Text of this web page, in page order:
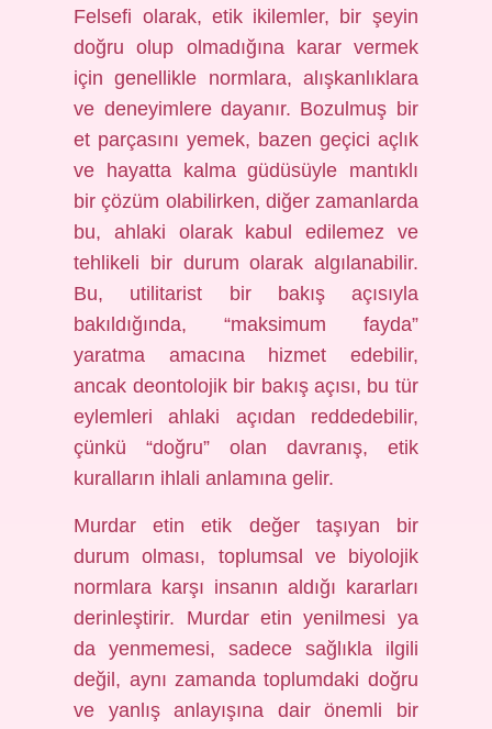
Felsefi olarak, etik ikilemler, bir şeyin
doğru olup olmadığına karar vermek
için genellikle normlara, alışkanlıklara
ve deneyimlere dayanır. Bozulmuş bir
et parçasını yemek, bazen geçici açlık
ve hayatta kalma güdüsüyle mantıklı
bir çözüm olabilirken, diğer zamanlarda
bu, ahlaki olarak kabul edilemez ve
tehlikeli bir durum olarak algılanabilir.
Bu, utilitarist bir bakış açısıyla
bakıldığında, “maksimum fayda”
yaratma amacına hizmet edebilir,
ancak deontolojik bir bakış açısı, bu tür
eylemleri ahlaki açıdan reddedebilir,
çünkü “doğru” olan davranış, etik
kuralların ihlali anlamına gelir.
Murdar etin etik değer taşıyan bir
durum olması, toplumsal ve biyolojik
normlara karşı insanın aldığı kararları
derinleştirir. Murdar etin yenilmesi ya
da yenmemesi, sadece sağlıkla ilgili
değil, aynı zamanda toplumdaki doğru
ve yanlış anlayışına dair önemli bir